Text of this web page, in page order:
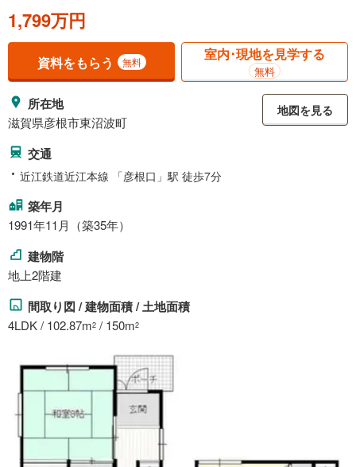
1,799万円
資料をもらう 無料 室内･現地を見学する
無料
所在地
滋賀県彦根市東沼波町
地図を見る
交通
近江鉄道近江本線 「彦根口」駅 徒歩7分
築年月
1991年11月（築35年）
建物階
地上2階建
間取り図 / 建物面積 / 土地面積
4LDK / 102.87m2 / 150m2